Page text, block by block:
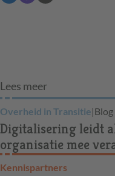
Lees meer
Overheid in Transitie|Blog
Digitalisering leidt
organisatie mee
Kennispartners